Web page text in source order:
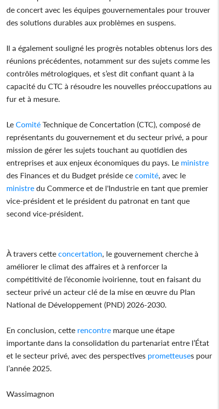
de concert avec les équipes gouvernementales pour trouver
des solutions durables aux problèmes en suspens.
Il a également souligné les progrès notables obtenus lors des
réunions précédentes, notamment sur des sujets comme les
contrôles métrologiques, et s’est dit confiant quant à la
capacité du CTC à résoudre les nouvelles préoccupations au
fur et à mesure.
LeComité Technique de Concertation (CTC), composé de
représentants du gouvernement et du secteur privé, a pour
mission de gérer les sujets touchant au quotidien des
entreprises et aux enjeux économiques du pays. Le ministre
des Finances et du Budget préside ce comité , avec le
ministre du Commerce et de l'Industrie en tant que premier
vice-président et le président du patronat en tant que
second vice-président.
À travers cette concertation , le gouvernement cherche à
améliorer le climat des affaires et à renforcer la
compétitivité de l’économie ivoirienne, tout en faisant du
secteur privé un acteur clé de la mise en œuvre du Plan
National de Développement (PND) 2026-2030.
En conclusion, cette rencontre marque une étape
importante dans la consolidation du partenariat entre l’État
et le secteur privé, avec des perspectives prometteuses pour
l’année 2025.
Wassimagnon